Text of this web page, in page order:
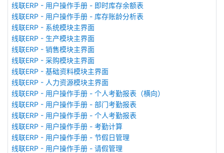
线联ERP - 用户操作手册 - 即时库存余额表
线联ERP - 用户操作手册 - 库存账龄分析表
线联ERP - 系统模块主界面
线联ERP - 生产模块主界面
线联ERP - 销售模块主界面
线联ERP - 采购模块主界面
线联ERP - 基础资料模块主界面
线联ERP - 人力资源模块主界面
线联ERP - 用户操作手册 - 个人考勤报表（横向）
线联ERP - 用户操作手册 - 部门考勤报表
线联ERP - 用户操作手册 - 个人考勤报表
线联ERP - 用户操作手册 - 考勤计算
线联ERP - 用户操作手册 - 节假日管理
线联ERP - 用户操作手册 - 请假管理